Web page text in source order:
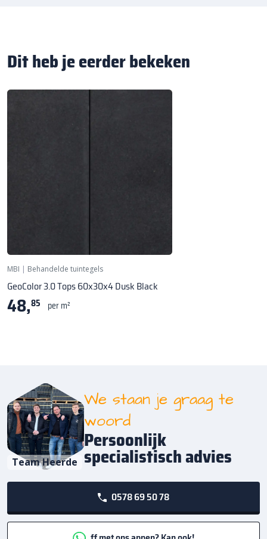
Dit heb je eerder bekeken
MBI | Behandelde tuintegels
GeoColor 3.0 Tops 60x30x4 Dusk Black
48,85 per m²
Team Heerde
We staan je graag te
woord
Persoonlijk
specialistisch advies
0578 69 50 78